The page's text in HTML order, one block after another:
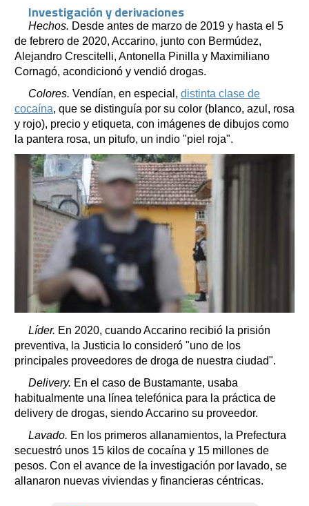
Investigación y derivaciones
Hechos. Desde antes de marzo de 2019 y hasta el 5
de febrero de 2020, Accarino, junto con Bermúdez,
Alejandro Crescitelli, Antonella Pinilla y Maximiliano
Cornagó, acondicionó y vendió drogas.
Colores. Vendían, en especial, distinta clase de
cocaína, que se distinguía por su color (blanco, azul, rosa
y rojo), precio y etiqueta, con imágenes de dibujos como
la pantera rosa, un pitufo, un indio "piel roja".
Líder. En 2020, cuando Accarino recibió la prisión
preventiva, la Justicia lo consideró "uno de los
principales proveedores de droga de nuestra ciudad".
Delivery. En el caso de Bustamante, usaba
habitualmente una línea telefónica para la práctica de
delivery de drogas, siendo Accarino su proveedor.
Lavado. En los primeros allanamientos, la Prefectura
secuestró unos 15 kilos de cocaína y 15 millones de
pesos. Con el avance de la investigación por lavado, se
allanaron nuevas viviendas y financieras céntricas.